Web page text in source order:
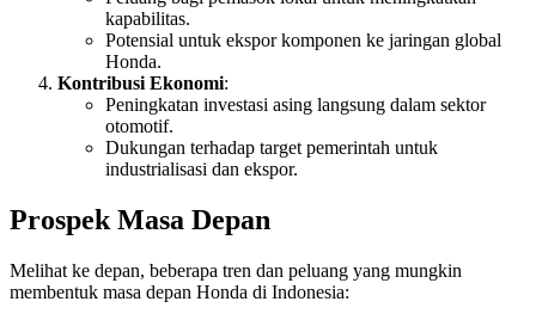
kapabilitas.
Potensial untuk ekspor komponen ke jaringan global
Honda.
Kontribusi Ekonomi:
Peningkatan investasi asing langsung dalam sektor
otomotif.
Dukungan terhadap target pemerintah untuk
industrialisasi dan ekspor.
Prospek Masa Depan
Melihat ke depan, beberapa tren dan peluang yang mungkin
membentuk masa depan Honda di Indonesia: